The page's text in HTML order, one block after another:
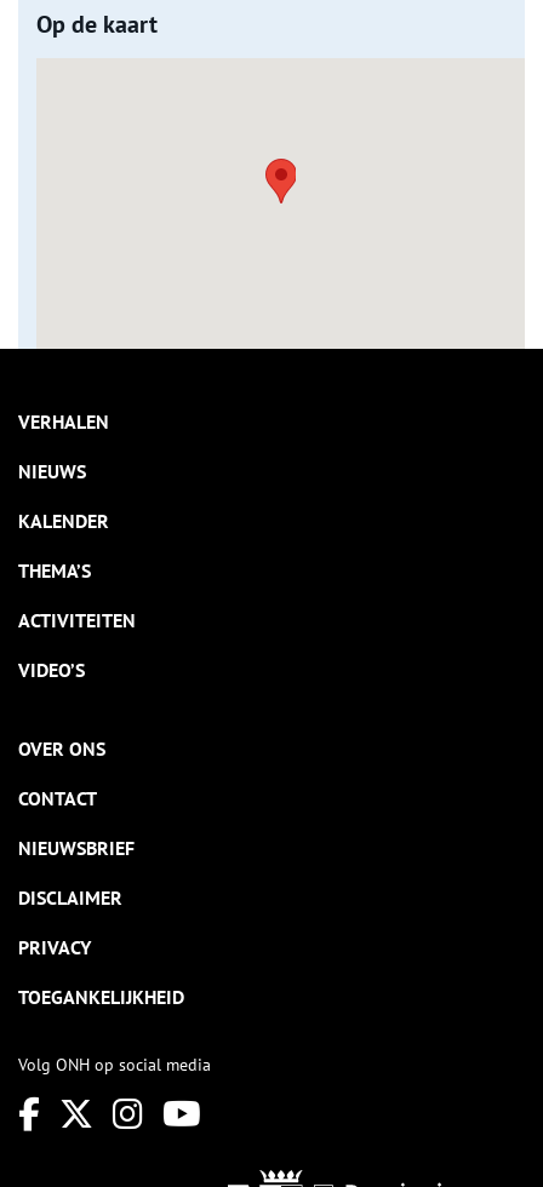
Op de kaart
VERHALEN
NIEUWS
KALENDER
THEMA’S
ACTIVITEITEN
VIDEO’S
OVER ONS
CONTACT
NIEUWSBRIEF
DISCLAIMER
PRIVACY
TOEGANKELIJKHEID
Volg ONH op social media